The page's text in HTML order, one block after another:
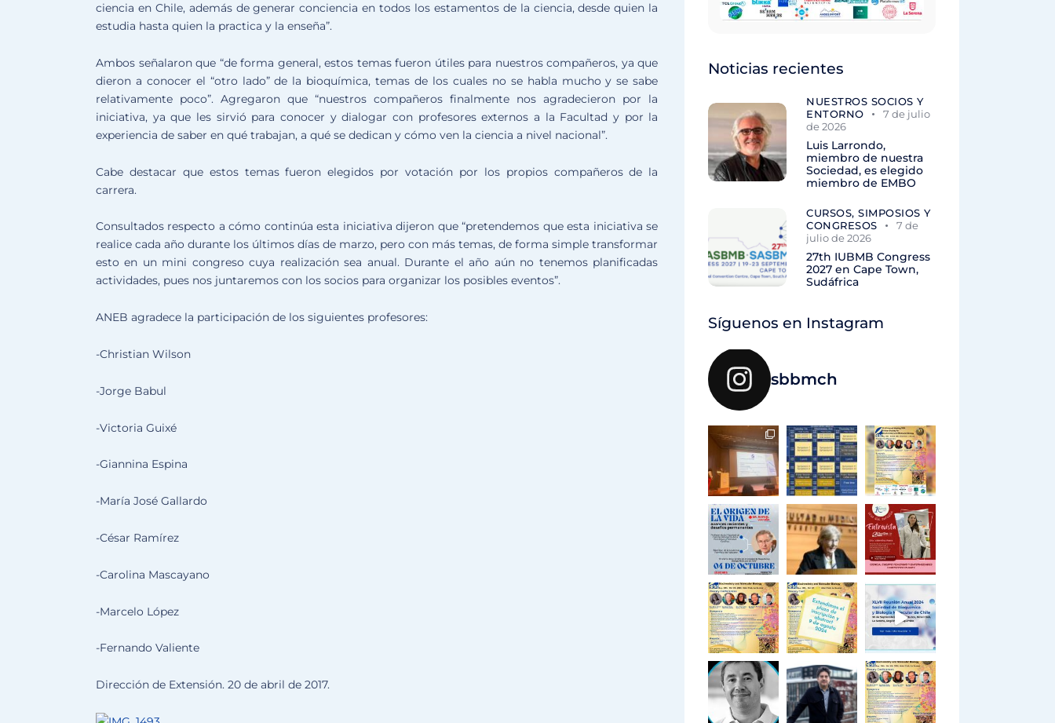
ciencia en Chile, además de generar conciencia en todos los estamentos de la ciencia, desde quien la
estudia hasta quien la practica y la enseña”.
Ambos señalaron que “de forma general, estos temas fueron útiles para nuestros compañeros, ya que
dieron a conocer el “otro lado” de la bioquímica, temas de los cuales no se habla mucho y se sabe
relativamente poco”. Agregaron que “nuestros compañeros finalmente nos agradecieron por la
iniciativa, ya que les sirvió para conocer y dialogar con profesores externos a la Facultad y por la
experiencia de saber en qué trabajan, a qué se dedican y cómo ven la ciencia a nivel nacional”.
Cabe destacar que estos temas fueron elegidos por votación por los propios compañeros de la
carrera.
Consultados respecto a cómo continúa esta iniciativa dijeron que “pretendemos que esta iniciativa se
realice cada año durante los últimos días de marzo, pero con más temas, de forma simple transformar
esto en un mini congreso cuya realización sea anual. Durante el año aún no tenemos planificadas
actividades, pues nos juntaremos con los socios para organizar los posibles eventos”.
ANEB agradece la participación de los siguientes profesores:
-Christian Wilson
-Jorge Babul
-Victoria Guixé
-Giannina Espina
-María José Gallardo
-César Ramírez
-Carolina Mascayano
-Marcelo López
-Fernando Valiente
Dirección de Extensión. 20 de abril de 2017.
Noticias recientes
NUESTROS SOCIOS Y
ENTORNO
7 de julio
de 2026
Luis Larrondo,
miembro de nuestra
Sociedad, es elegido
miembro de EMBO
CURSOS, SIMPOSIOS Y
CONGRESOS
7 de
julio de 2026
27th IUBMB Congress
2027 en Cape Town,
Sudáfrica
Síguenos en Instagram
sbbmch